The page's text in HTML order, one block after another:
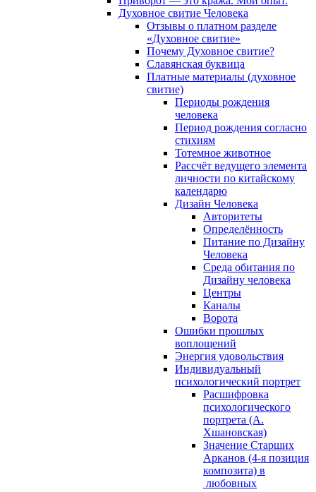
Духовное свитие Человека
Отзывы о платном разделе
«Духовное свитие»
Почему Духовное свитие?
Славянская буквица
Платные материалы (духовное
свитие)
Периоды рождения
человека
Период рождения согласно
стихиям
Тотемное животное
Рассчёт ведущего элемента
личности по китайскому
календарю
Дизайн Человека
Авторитеты
Определённость
Питание по Дизайну
Человека
Среда обитания по
Дизайну человека
Центры
Каналы
Ворота
Ошибки прошлых
воплощений
Энергия удовольствия
Индивидуальный
психологический портрет
Расшифровка
психологического
портрета (А.
Хшановская)
Значение Старших
Арканов (4-я позиция
композита) в
любовных